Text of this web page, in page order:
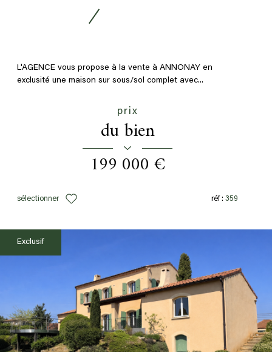
L'AGENCE vous propose à la vente à ANNONAY en
exclusité une maison sur sous/sol complet avec...
prix
du bien
199 000 €
sélectionner réf : 359
Exclusif